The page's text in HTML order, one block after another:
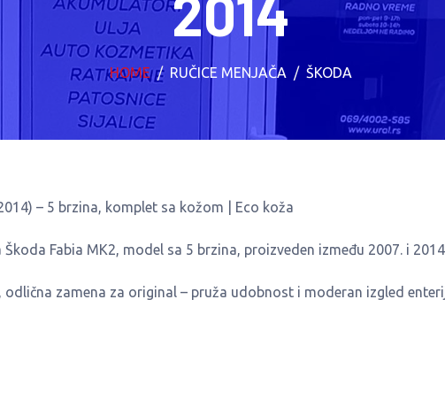
2014
HOME RUČICE MENJAČA ŠKODA
– 5 brzina, komplet sa kožom | Eco koža
Fabia MK2, model sa 5 brzina, proizveden između 2007. i
odlična zamena za original – pruža udobnost i moderan izgled